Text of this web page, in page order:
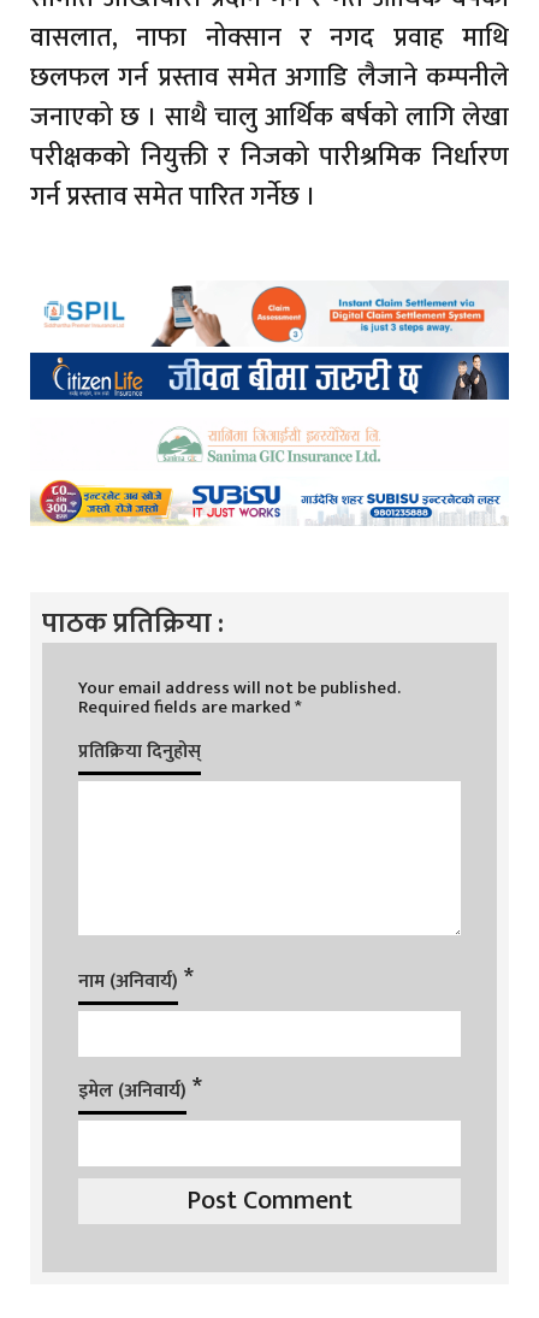
वासलात, नाफा नोक्सान र नगद प्रवाह माथि
छलफल गर्न प्रस्ताव समेत अगाडि लैजाने कम्पनीले
जनाएको छ । साथै चालु आर्थिक बर्षको लागि लेखा
परीक्षकको नियुक्ती र निजको पारीश्रमिक निर्धारण
गर्न प्रस्ताव समेत पारित गर्नेछ ।
पाठक प्रतिक्रिया :
Your email address will not be published.
Required fields are marked*
प्रतिक्रिया दिनुहोस्
नाम (अनिवार्य) *
इमेल (अनिवार्य) *